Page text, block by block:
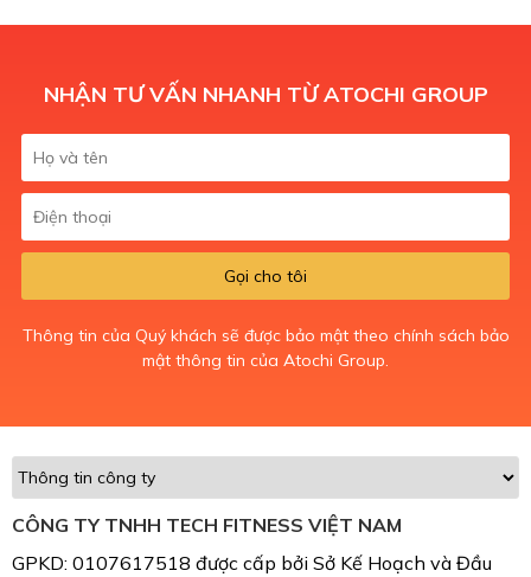
NHẬN TƯ VẤN NHANH TỪ ATOCHI GROUP
Gọi cho tôi
Thông tin của Quý khách sẽ được bảo mật theo chính sách bảo
mật thông tin của Atochi Group.
CÔNG TY TNHH TECH FITNESS VIỆT NAM
GPKD: 0107617518 được cấp bởi Sở Kế Hoạch và Đầu